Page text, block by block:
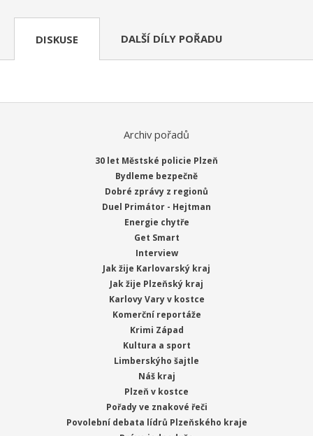
DISKUSE DALŠÍ DÍLY POŘADU
Archiv pořadů
30 let Městské policie Plzeň
Bydleme bezpečně
Dobré zprávy z regionů
Duel Primátor - Hejtman
Energie chytře
Get Smart
Interview
Jak žije Karlovarský kraj
Jak žije Plzeňský kraj
Karlovy Vary v kostce
Komerční reportáže
Krimi Západ
Kultura a sport
Limberskýho šajtle
Náš kraj
Plzeň v kostce
Pořady ve znakové řeči
Povolební debata lídrů Plzeňského kraje